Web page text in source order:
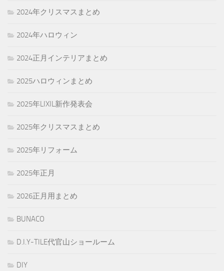
2024年クリスマスまとめ
2024年ハロウィン
2024正月インテリアまとめ
2025ハロウィンまとめ
2025年LIXIL新作発表会
2025年クリスマスまとめ
2025年リフォーム
2025年正月
2026正月用まとめ
BUNACO
D.I.Y-TILE代官山ショールーム
DIY